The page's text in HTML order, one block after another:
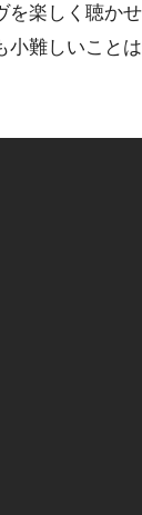
を楽しく聴か
小難しいこと